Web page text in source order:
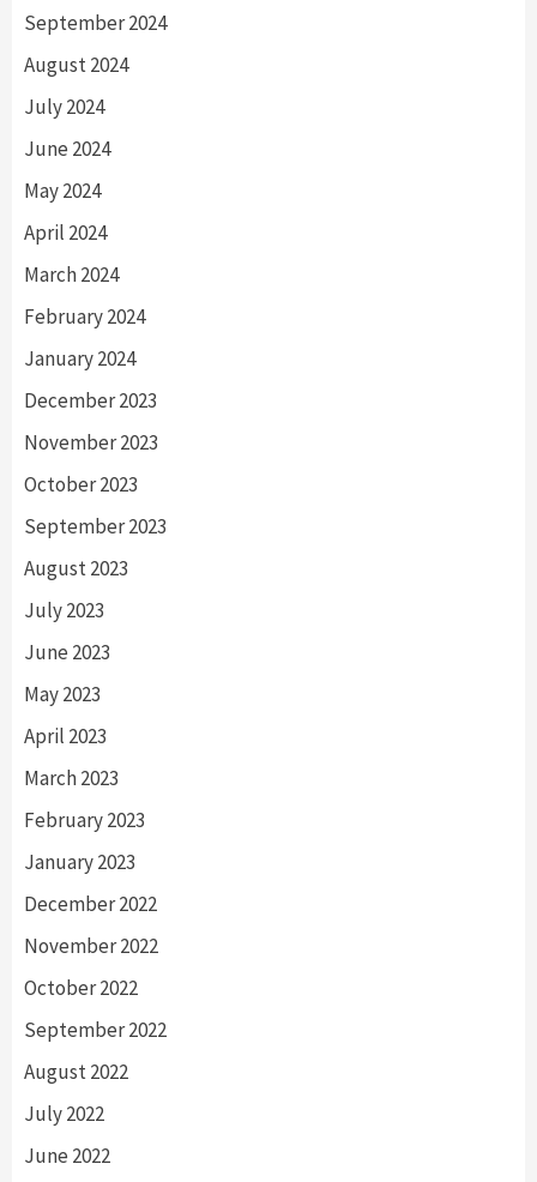
September 2024
August 2024
July 2024
June 2024
May 2024
April 2024
March 2024
February 2024
January 2024
December 2023
November 2023
October 2023
September 2023
August 2023
July 2023
June 2023
May 2023
April 2023
March 2023
February 2023
January 2023
December 2022
November 2022
October 2022
September 2022
August 2022
July 2022
June 2022